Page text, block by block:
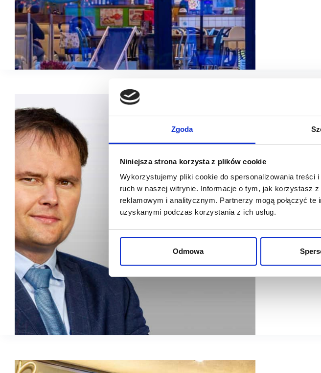
Zgoda
Niniejsza strona korzysta z plików cookie
Wykorzystujemy pliki cookie do spersonalizowania treści
ruch w naszej witrynie. Informacje o tym, jak korzystasz
reklamowym i analitycznym. Partnerzy mogą połączyć
uzyskanymi podczas korzystania z ich usług.
Odmowa
11/03/2021
[WYWIAD] Marcin
Nigdy nie było tak
na rynku tak łatwo